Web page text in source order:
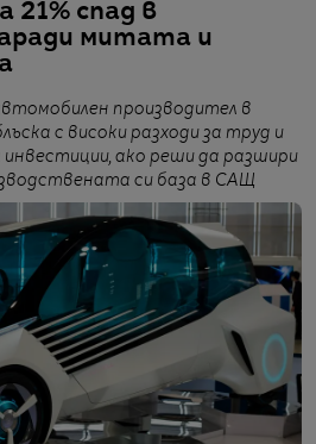
21% спад в
митата и
производител в
с високи разходи за труд и
инвестиции, ако реши да разшири
си база в САЩ